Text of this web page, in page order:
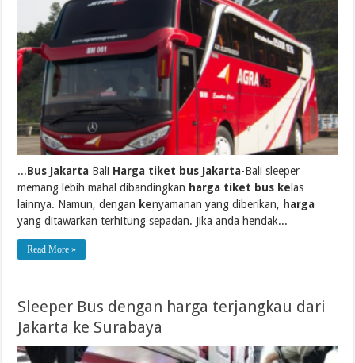
...Bus Jakarta Bali Harga tiket bus Jakarta-Bali sleeper
memang lebih mahal dibandingkan harga tiket bus ke las
lainnya. Namun, dengan kenyamanan yang diberikan, harga
yang ditawarkan terhitung sepadan. Jika anda hendak...
Read More »
Sleeper Bus dengan harga terjangkau dari
Jakarta ke Surabaya